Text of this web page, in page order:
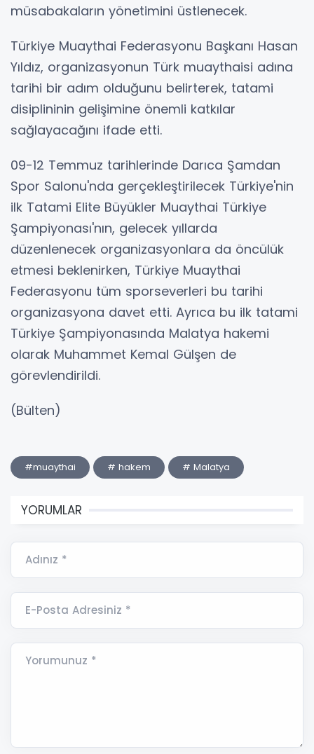
müsabakaların yönetimini üstlenecek.
Türkiye Muaythai Federasyonu Başkanı Hasan
Yıldız, organizasyonun Türk muaythaisi adına
tarihi bir adım olduğunu belirterek, tatami
disiplininin gelişimine önemli katkılar
sağlayacağını ifade etti.
09-12 Temmuz tarihlerinde Darıca Şamdan
Spor Salonu'nda gerçekleştirilecek Türkiye'nin
ilk Tatami Elite Büyükler Muaythai Türkiye
Şampiyonası'nın, gelecek yıllarda
düzenlenecek organizasyonlara da öncülük
etmesi beklenirken, Türkiye Muaythai
Federasyonu tüm sporseverleri bu tarihi
organizasyona davet etti. Ayrıca bu ilk tatami
Türkiye Şampiyonasında Malatya hakemi
olarak Muhammet Kemal Gülşen de
görevlendirildi.
(Bülten)
#muaythai # hakem # Malatya
YORUMLAR
Adınız *
E-Posta Adresiniz *
Yorumunuz *